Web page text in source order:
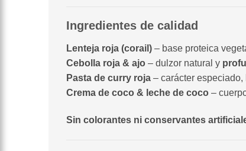
Ingredientes de calidad
Lenteja roja (corail) – base proteica
Cebolla roja & ajo – dulzor natural y
Pasta de curry roja – carácter
Crema de coco & leche de coco –
Sin colorantes ni conservantes